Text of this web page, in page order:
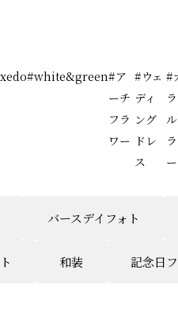
#white&green#ア
ーチ
フラ
ワー
#ウェ
ディ
ング
ドレ
ス
#
ー
バースデイフォト
和装 記念日